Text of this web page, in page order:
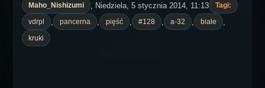
Maho_Nishizumi , Niedziela, 5 stycznia 2014, 11:13
Tagi:
vdrpl
pancerna pięść #128 a-32 białe
kruki